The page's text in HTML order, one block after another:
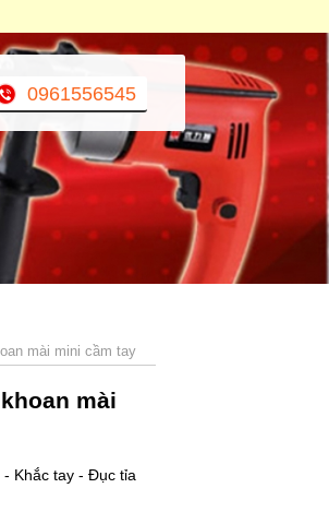
0961556545
mài mini cầm tay
mài
- Khắc tay - Đục tỉa